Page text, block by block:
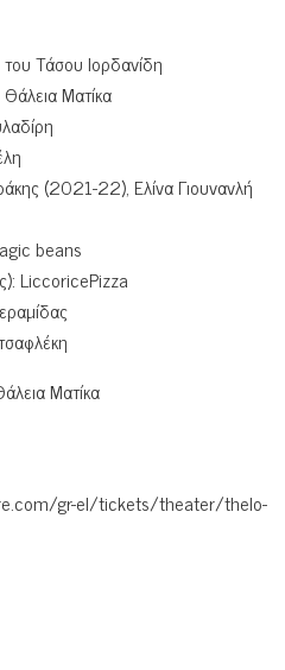
Τάσου Ιορδανίδη
Ματίκα
(2021-22), Ελίνα Γιουνανλή
beans
LiccoricePizza
Ματίκα
gr-el/tickets/theater/thelo-